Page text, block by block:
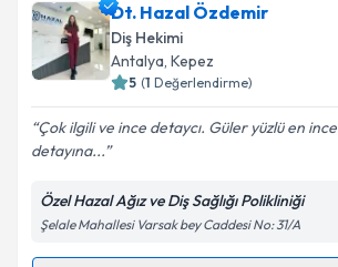
Dt. Hazal Özdemir
Diş Hekimi
Antalya, Kepez
5 (1 Değerlendirme)
Çok ilgili ve ince detaycı. Güler yüzlü en ince
detayına...
Özel Hazal Ağız ve Diş Sağlığı Polikliniği
Şelale Mahallesi Varsak bey Caddesi No: 31/A